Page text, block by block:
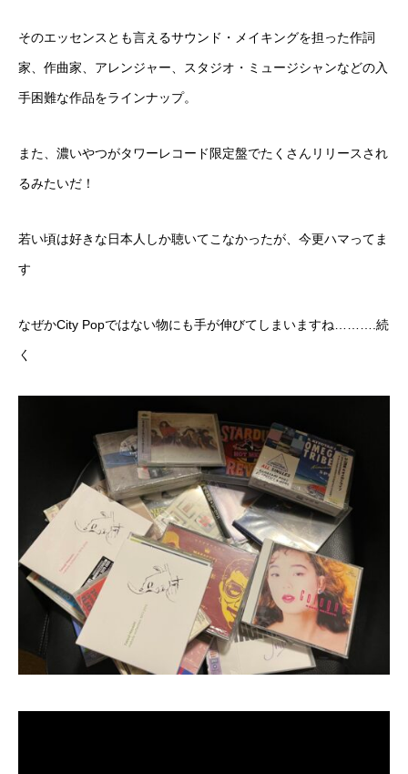
そのエッセンスとも言えるサウンド・メイキングを担った作詞
家、作曲家、アレンジャー、スタジオ・ミュージシャンなどの入
手困難な作品をラインナップ。
また、濃いやつがタワーレコード限定盤でたくさんリリースされ
るみたいだ！
若い頃は好きな日本人しか聴いてこなかったが、今更ハマってま
す
なぜかCity Popではない物にも手が伸びてしまいますね……….続
く